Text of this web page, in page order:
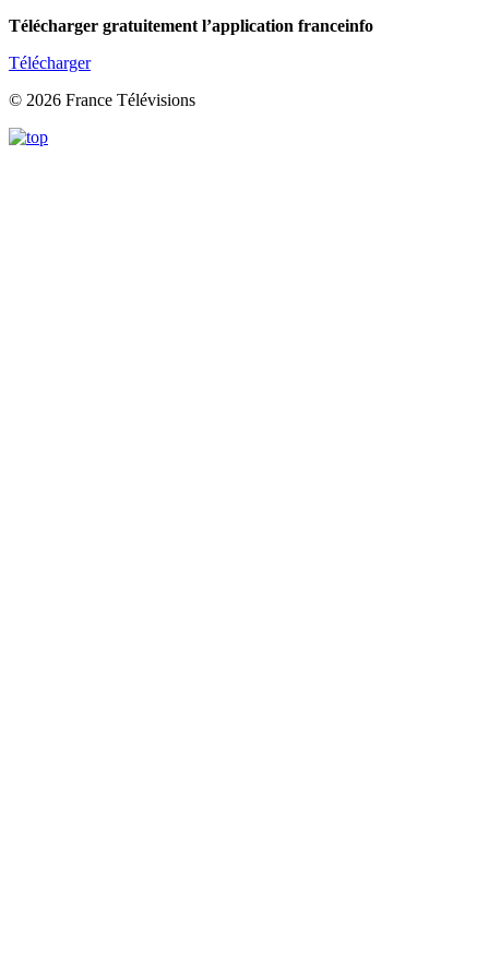
Télécharger gratuitement l’application franceinfo
Télécharger
© 2026 France Télévisions